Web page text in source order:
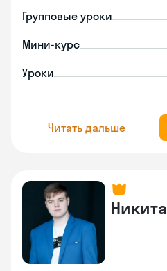
Групповые уроки
Мини-курс
Уроки
Читать дальше
Никита